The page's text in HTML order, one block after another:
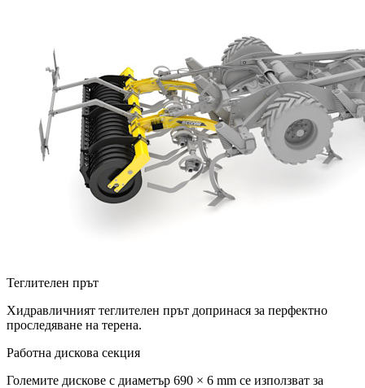
Теглителен прът
Хидравличният теглителен прът допринася за перфектно
проследяване на терена.
Работна дискова секция
Големите дискове с диаметър 690 × 6 mm се използват за